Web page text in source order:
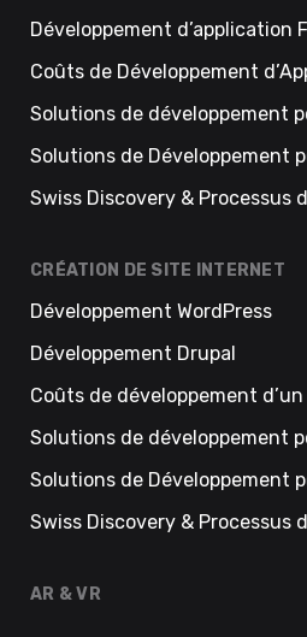
Développement d’application
Coûts de Développement
Solutions de développement
Solutions de Développement
Swiss Discovery & Processus
CRÉATION DE SITE INTERNET
Développement WordPress
Développement Drupal
Coûts de développement
Solutions de développement
Solutions de Développement
Swiss Discovery & Processus
AR & VR